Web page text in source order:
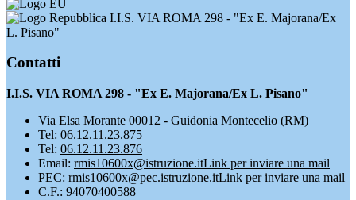
I.I.S. VIA ROMA 298 - "Ex E. Majorana/Ex
L. Pisano"
Contatti
I.I.S. VIA ROMA 298 - "Ex E. Majorana/Ex L. Pisano"
Via Elsa Morante 00012 - Guidonia Montecelio (RM)
Tel: 06.12.11.23.875
Tel: 06.12.11.23.876
Email: rmis10600x@istruzione.itLink per inviare una mail
PEC: rmis10600x@pec.istruzione.itLink per inviare una mail
C.F.: 94070400588